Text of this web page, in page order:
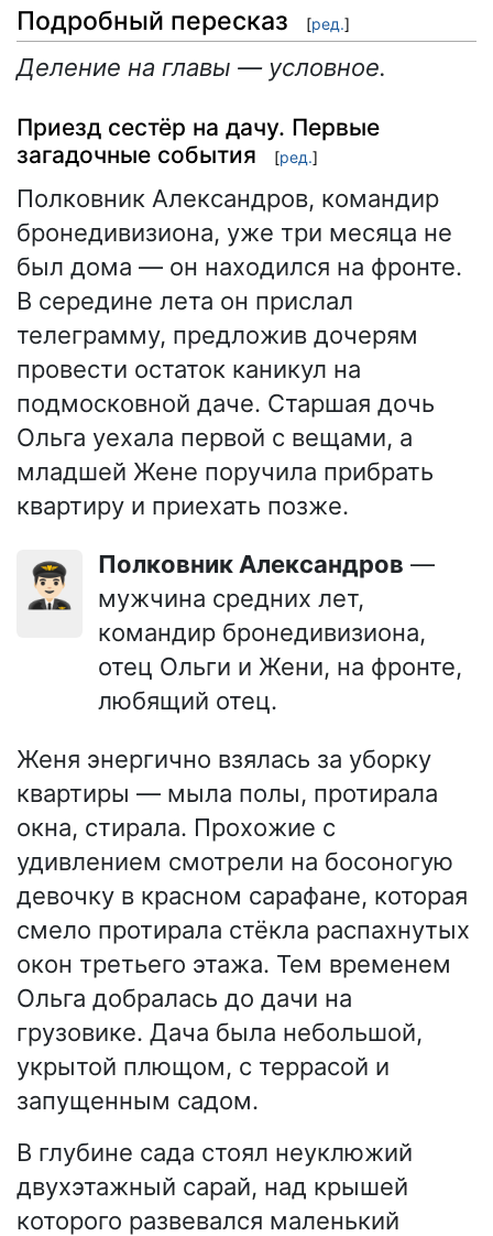
Подробный пересказ [ред.]
Деление на главы — условное.
Приезд сестёр на дачу. Первые
загадочные события
[ред.]
Полковник Александров, командир
бронедивизиона, уже три месяца не
был дома — он находился на фронте.
В середине лета он прислал
телеграмму, предложив дочерям
провести остаток каникул на
подмосковной даче. Старшая дочь
Ольга уехала первой с вещами, а
младшей Жене поручила прибрать
квартиру и приехать позже.
👨🏻‍✈️ Полковник Александров —
мужчина средних лет,
командир бронедивизиона,
отец Ольги и Жени, на фронте,
любящий отец.
Женя энергично взялась за уборку
квартиры — мыла полы, протирала
окна, стирала. Прохожие с
удивлением смотрели на босоногую
девочку в красном сарафане, которая
смело протирала стёкла распахнутых
окон третьего этажа. Тем временем
Ольга добралась до дачи на
грузовике. Дача была небольшой,
укрытой плющом, с террасой и
запущенным садом.
В глубине сада стоял неуклюжий
двухэтажный сарай, над крышей
которого развевался маленький